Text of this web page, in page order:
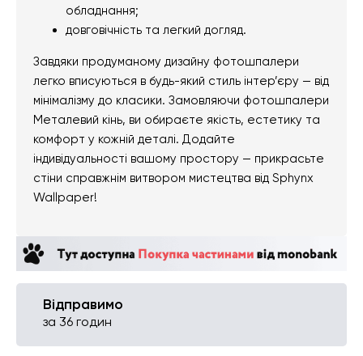
обладнання;
довговічність та легкий догляд.
Завдяки продуманому дизайну фотошпалери
легко вписуються в будь-який стиль інтер’єру — від
мінімалізму до класики. Замовляючи фотошпалери
Металевий кінь, ви обираєте якість, естетику та
комфорт у кожній деталі. Додайте
індивідуальності вашому простору — прикрасьте
стіни справжнім витвором мистецтва від Sphynx
Wallpaper!
Відправимо
за 36 годин